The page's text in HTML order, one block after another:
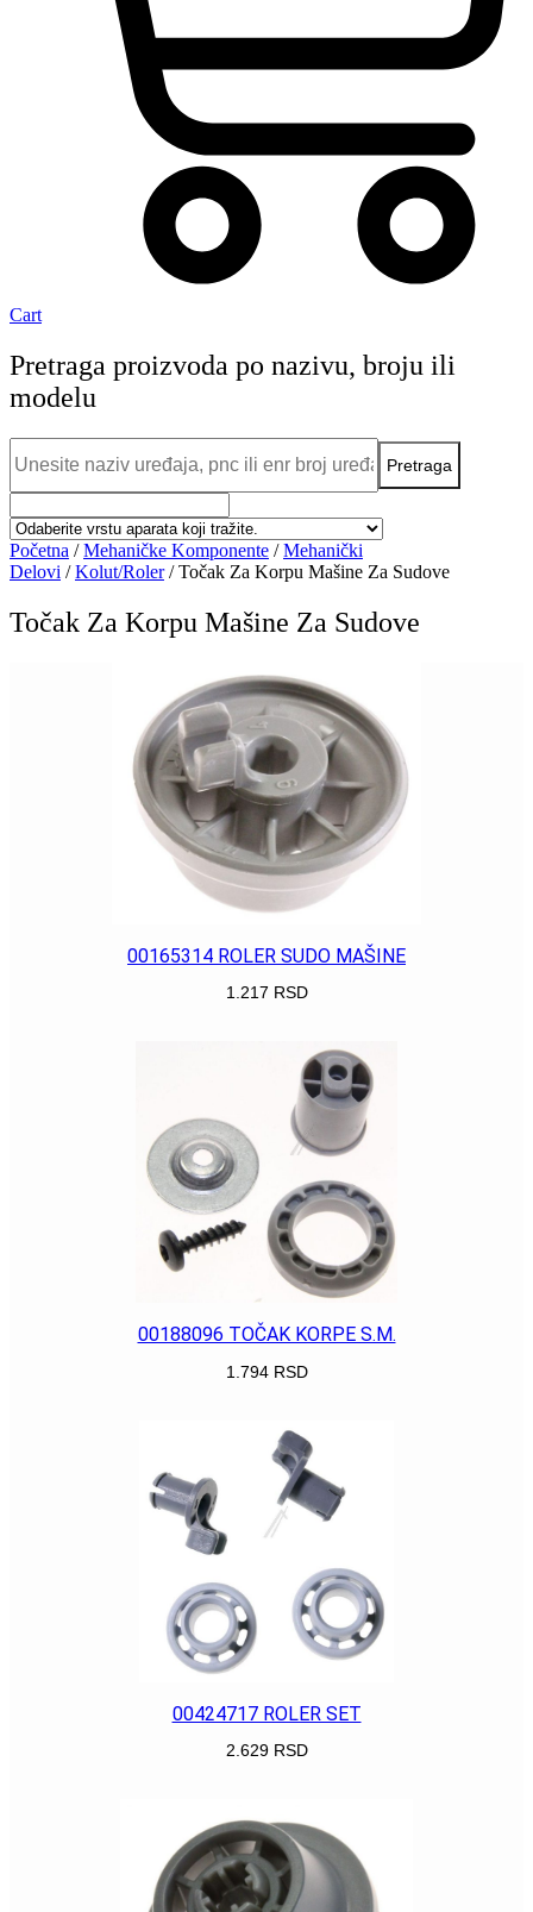
Cart
Pretraga proizvoda po nazivu, broju ili
modelu
Početna /Mehaničke Komponente /Mehanički
Delovi /Kolut/Roler/ Točak Za Korpu Mašine Za Sudove
Točak Za Korpu Mašine Za Sudove
00165314 ROLER SUDO MAŠINE
1.217 RSD
00188096 TOČAK KORPE S.M.
1.794 RSD
00424717 ROLER SET
2.629 RSD